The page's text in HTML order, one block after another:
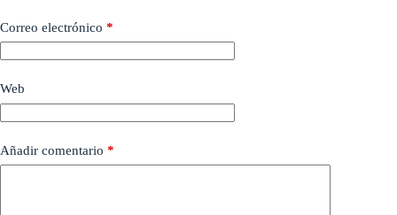
Correo electrónico *
Web
Añadir comentario *